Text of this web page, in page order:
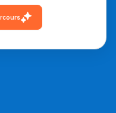
دليل المهن